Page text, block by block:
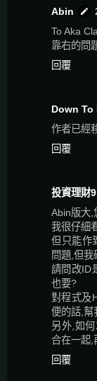
Abin
To Aka
靠右的問
回覆
Down To
作者已經
回覆
投資理財
Abin版大,
我很仔細
但只能作
問題,但我
請問改ID
也要?
對程式及
便的話,幫
另外,如
合在一起,
回覆